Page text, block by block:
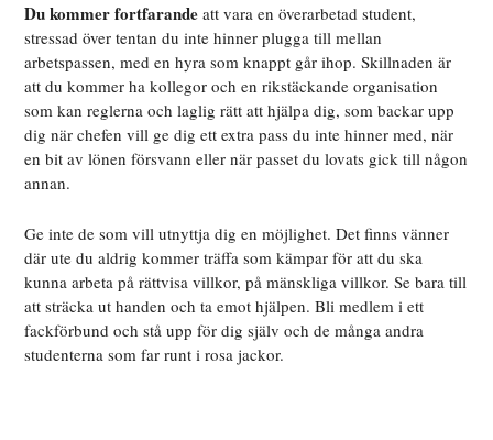
Du kommer fortfarande att vara en överarbetad student,
stressad över tentan du inte hinner plugga till mellan
arbetspassen, med en hyra som knappt går ihop. Skillnaden är
att du kommer ha kollegor och en rikstäckande organisation
som kan reglerna och laglig rätt att hjälpa dig, som backar upp
dig när chefen vill ge dig ett extra pass du inte hinner med, när
en bit av lönen försvann eller när passet du lovats gick till någon
annan.
Ge inte de som vill utnyttja dig en möjlighet. Det finns vänner
där ute du aldrig kommer träffa som kämpar för att du ska
kunna arbeta på rättvisa villkor, på mänskliga villkor. Se bara till
att sträcka ut handen och ta emot hjälpen. Bli medlem i ett
fackförbund och stå upp för dig själv och de många andra
studenterna som far runt i rosa jackor.